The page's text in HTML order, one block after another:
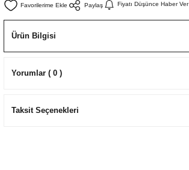
ÇİZİM SETLERİ
Paylaş Fiyatı Düşünce Haber Ver
Ürün Bilgisi
Yorumlar ( 0 )
Taksit Seçenekleri